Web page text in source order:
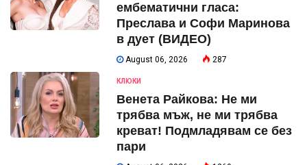
ембематични гласа:
Преслава и Софи Маринова
в дует (ВИДЕО)
August 06, 2026 287
КЛЮКИ
Венета Райкова: Не ми
трябва мъж, не ми трябва
креват! Подмладявам се без
пари